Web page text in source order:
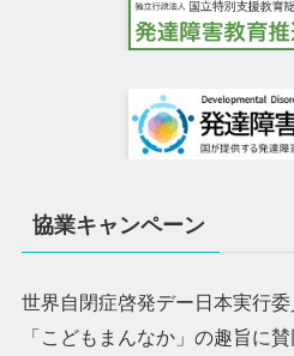
協業キャンペーン
世界自閉症啓発デー日本実行
「こどもまんなか」の趣旨に